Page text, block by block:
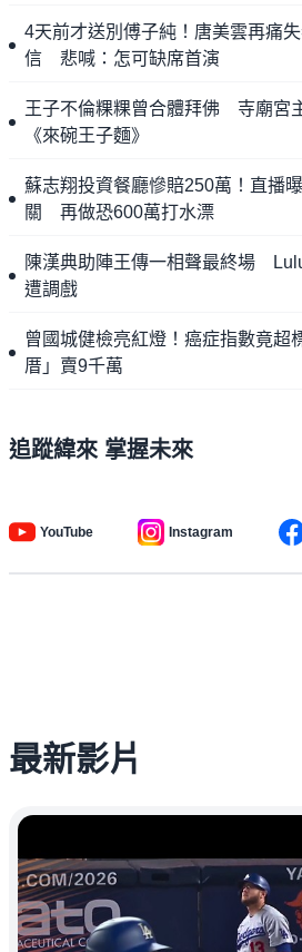
4天前才送別傅子純！唐美雲再痛
信 悲喊：怎可缺席首演
王子不倫粿粿曾合體拜佛 寺廟宮
《來碗王子麵》
蘇志翔投資餐廳慘賠250萬！直播
關 再做恐600萬打水漂
陳漢典助陣王傳一相聲最終場
遭調戲
曾國城健檢亮紅燈！癌症指數竟
厝」賣9千萬
追蹤緯來 掌握未來
YouTube Instagram
最新影片